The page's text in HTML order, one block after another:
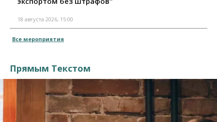
18 августа 2026, 15:00
Все мероприятия
Прямым Текстом